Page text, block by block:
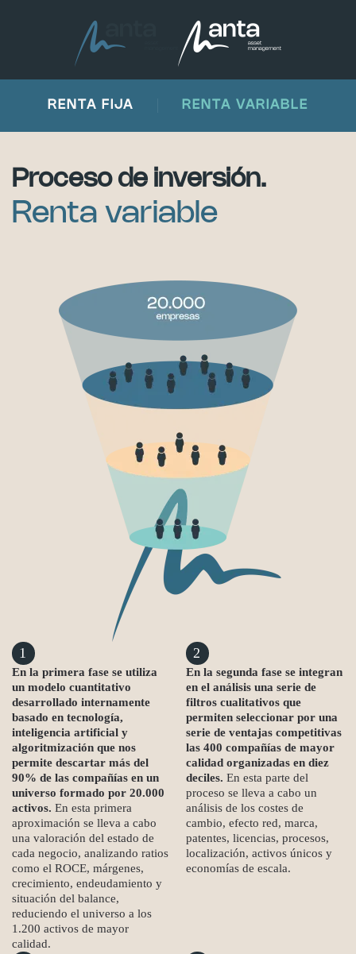
Skip to main content
RENTA FIJA RENTA VARIABLE
Proceso de inversión.
Renta variable
1
En la primera fase se utiliza
un modelo cuantitativo
desarrollado internamente
basado en tecnología,
inteligencia artificial y
algoritmización que nos
permite descartar más del
90% de las compañías en un
universo formado por 20.000
activos. En esta primera
aproximación se lleva a cabo
una valoración del estado de
cada negocio, analizando ratios
como el ROCE, márgenes,
crecimiento, endeudamiento y
situación del balance,
reduciendo el universo a los
1.200 activos de mayor
calidad.
2
En la segunda fase se integran
en el análisis una serie de
filtros cualitativos que
permiten seleccionar por una
serie de ventajas competitivas
las 400 compañías de mayor
calidad organizadas en diez
deciles. En esta parte del
proceso se lleva a cabo un
análisis de los costes de
cambio, efecto red, marca,
patentes, licencias, procesos,
localización, activos únicos y
economías de escala.